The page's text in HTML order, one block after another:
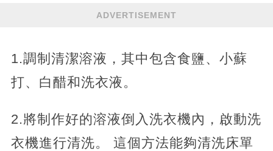
ADVERTISEMENT
1.調制清潔溶液，其中包含食鹽、小蘇
打、白醋和洗衣液。
2.將制作好的溶液倒入洗衣機內，啟動洗
衣機進行清洗。 這個方法能夠清洗床單